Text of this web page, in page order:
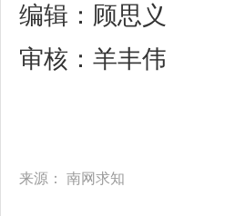
编辑：顾思义
审核：羊丰伟
来源： 南网求知